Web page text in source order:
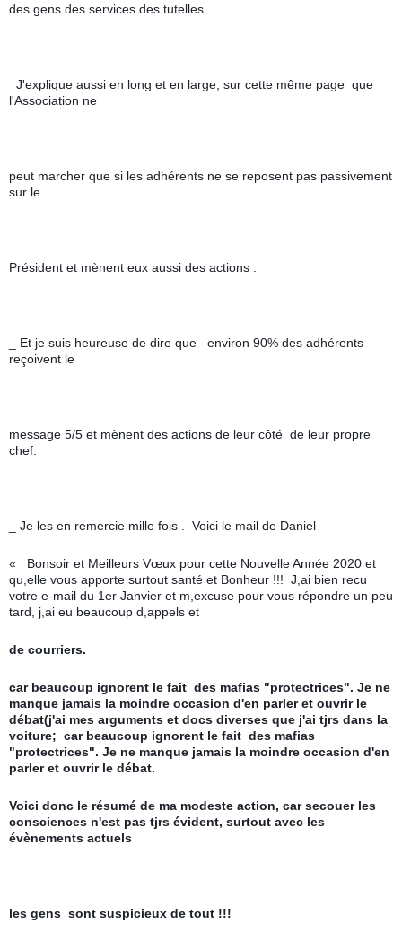
des gens des services des tutelles.
_J'explique aussi en long et en large, sur cette même page  que
l'Association ne
peut marcher que si les adhérents ne se reposent pas passivement
sur le
Président et mènent eux aussi des actions .
_ Et je suis heureuse de dire que   environ 90% des adhérents
reçoivent le
message 5/5 et mènent des actions de leur côté  de leur propre
chef.
_ Je les en remercie mille fois .  Voici le mail de Daniel
«   Bonsoir et Meilleurs Vœux pour cette Nouvelle Année 2020 et
qu,elle vous apporte surtout santé et Bonheur !!!  J,ai bien recu
votre e-mail du 1er Janvier et m,excuse pour vous répondre un peu
tard, j,ai eu beaucoup d,appels et
de courriers.
car beaucoup ignorent le fait  des mafias "protectrices". Je ne
manque jamais la moindre occasion d'en parler et ouvrir le
débat(j'ai mes arguments et docs diverses que j'ai tjrs dans la
voiture;  car beaucoup ignorent le fait  des mafias
"protectrices". Je ne manque jamais la moindre occasion d'en
parler et ouvrir le débat.
Voici donc le résumé de ma modeste action, car secouer les
consciences n'est pas tjrs évident, surtout avec les
évènements actuels
les gens  sont suspicieux de tout !!!